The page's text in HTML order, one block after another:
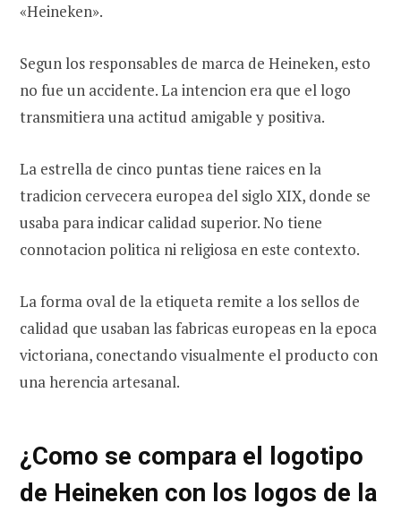
«Heineken».
Segun los responsables de marca de Heineken, esto
no fue un accidente. La intencion era que el logo
transmitiera una actitud amigable y positiva.
La estrella de cinco puntas tiene raices en la
tradicion cervecera europea del siglo XIX, donde se
usaba para indicar calidad superior. No tiene
connotacion politica ni religiosa en este contexto.
La forma oval de la etiqueta remite a los sellos de
calidad que usaban las fabricas europeas en la epoca
victoriana, conectando visualmente el producto con
una herencia artesanal.
¿Como se compara el logotipo
de Heineken con los logos de la